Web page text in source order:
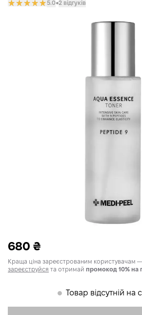
5.0𒊹2 відгуків
680 ₴
Краща ціна зареєстрованим користувачам
зареєструйся та отримай промокод 10% на
𒊹 Товар відсутній на